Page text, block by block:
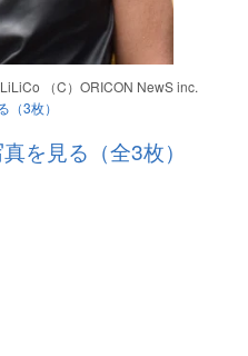
（C）ORICON NewS inc.
（3枚）
を見る（全3枚）